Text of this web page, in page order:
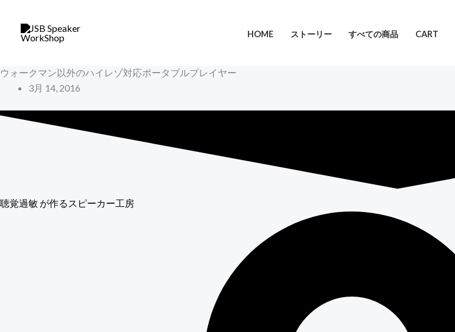
キ
プ
HOME ストーリー すべての商品 CART
ウォークマン以外のハイレゾ対応ポータブルプレイヤー
3月 14, 2016
聴覚過敏 が作るスピーカー工房